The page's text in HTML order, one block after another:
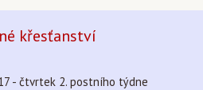
křesťanství
- čtvrtek 2. postního týdne